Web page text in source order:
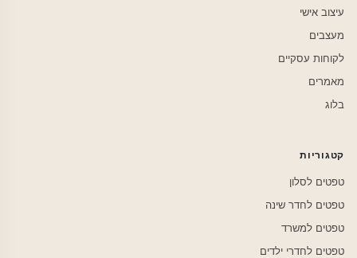
עיצוב אישי
מעצבים
לקוחות עסקיים
מאמרים
בלוג
קטגוריות
טפטים לסלון
טפטים לחדר שינה
טפטים למשרד
טפטים לחדרי ילדים